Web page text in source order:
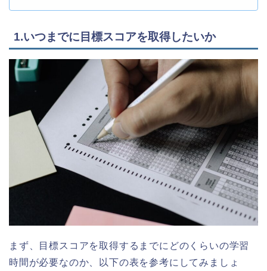
1.いつまでに目標スコアを取得したいか
まず、目標スコアを取得するまでにどのくらいの学習
時間が必要なのか、以下の表を参考にしてみましょ